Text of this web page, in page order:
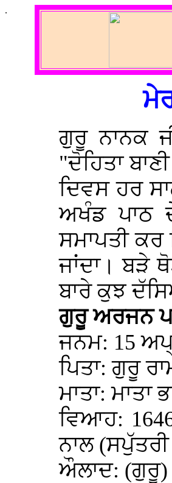
.
ਗੁਰੂ ਨਾਨਕ
"ਦੋਹਿਤਾ
ਦਿਵਸ ਹਰ
ਅਖੰਡ ਪਾਠ
ਸਮਾਪਤੀ ਕਰ
ਜਾਂਦਾ। ਬੜੇ
ਬਾਰੇ ਕੁਝ
ਗੁਰੂ ਅਰਜਨ
ਜਨਮ: 15
ਪਿਤਾ: ਗੁਰੂ
ਮਾਤਾ: ਮਾਤਾ
ਵਿਆਹ:
ਨਾਲ
ਔਲਾਦ: